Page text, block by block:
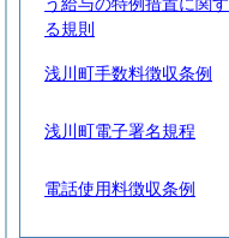
る規則
浅川町手数料徴収条例
浅川町電子署名規程
電話使用料徴収条例